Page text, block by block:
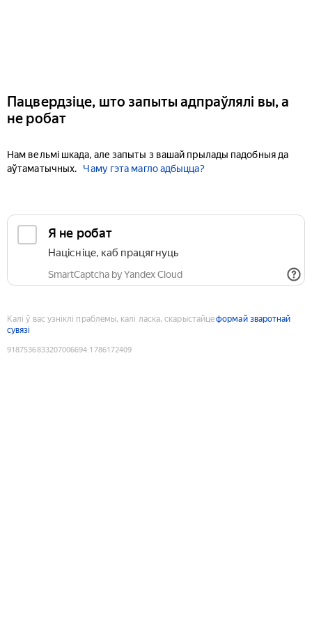
Пацвердзіце, што запыты адпраўлялі вы, а
не робат
Нам вельмі шкада, але запыты з вашай прылады падобныя да
аўтаматычных.
Чаму гэта магло адбыцца?
Я не робат
Націсніце, каб працягнуць
SmartCaptcha by Yandex Cloud
Калі ў вас узніклі праблемы, калі ласка, скарыстайцеформай зваротнай
сувязі
9187536833207006694:1786172409